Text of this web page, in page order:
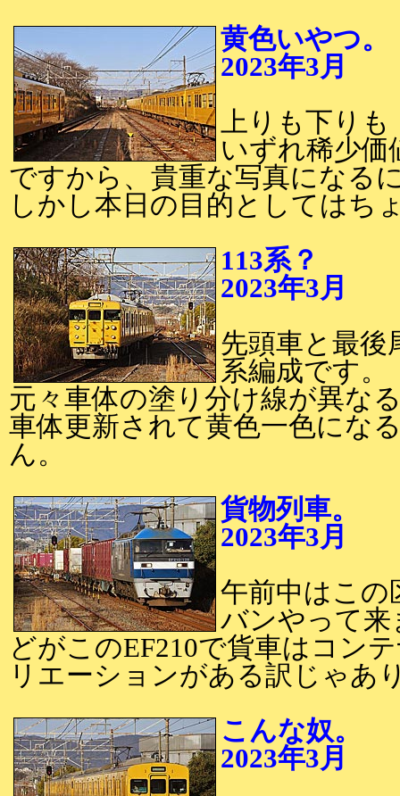
黄色いやつ。
2023年3月
上りも下りも
いずれ稀少
ですから、貴重な写真になる
しかし本日の目的としてはち
113系？
2023年3月
先頭車と最後
系編成です。
元々車体の塗り分け線が異な
車体更新されて黄色一色にな
ん。
貨物列車。
2023年3月
午前中はこの
バンやって来
どがこのEF210で貨車はコン
リエーションがある訳じゃあ
こんな奴。
2023年3月